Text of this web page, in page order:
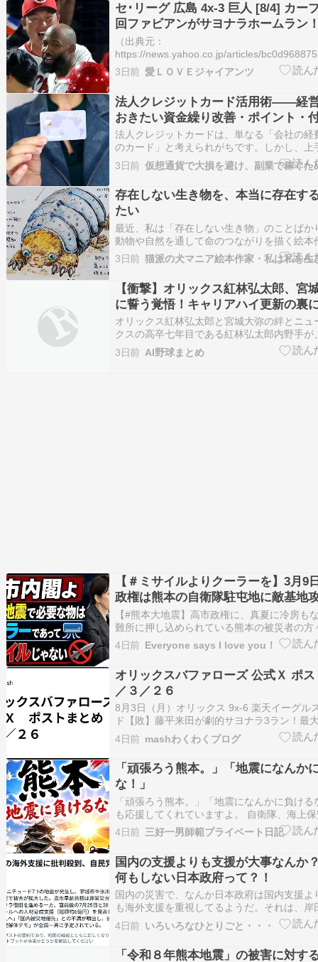
セ･リーグ 広島 4x-3 巨人 [8/4] カー
回ファビアンがサヨナラホームラン
マルティネス被弾
（出典元：
https://news.yahoo.co.jp/articles/
巨人打てないですね。（出典 【野球】セ･リ
[8/4] カープ連勝 延長12回ファビアンがサヨ
3日前 愛ＬＯＶＥジャイアンツ
法人クレジットカード活用術――経
おきたい資金繰り改善・ポイント・
の効果【公認会計士が解説】 – 事業
認会計士＆税理士・岸田康雄氏が解
継＆M&A〉最新情報
法人クレジットカードは、単なる「会社の経
のカード」と考えられがちです。しかし、上
ば、経費管理の効率化だけでなく、資...
3日前
存在しない生き物を、本当に存在す
たい
最近、私は「存在しない生き物」のことばか
動物や自然を通して命のつながりを描く絵本
スト、岸田茉樹です。（私はこんな人=プロ
異獣自然史博物館という架空の博物館を作
き…
3日前 猫派の犬マニア絵本作家・私は私を生
【衝撃】オリックス紅林弘太郎、宮
に誓う覚悟！キャリアハイ更新の裏
絆
オリックス紅林弘太郎と宮城大弥の絆とニュ
クスの高卒七年目である紅林弘太郎内野手が
受けて長期離脱中の同期である宮城大弥投手
びながら、後半戦の戦いに挑んでいます。
3日前 AI野球まとめ
【＃ミサイルよりクーラーを】3月9
政権は熊本の自衛隊駐屯地に敵基地
搬入を強行した。一方、熊本県で避
立小中学校でクーラー設置の体育館
割。
【#熊本大地震】高市政権に、真夏に冷房も
難所に押し込められている熊本の被災者の方
に平時から棄民されている我々の象徴だ。
していただけると大変うれしいです。 にほ
4日前 Everyone says I love you！
オリックスバファローズ 公式Ｘ ポ
／３／２６
8月︎3日（月）オリックス 9x-6 楽天イーグル
ド【敗】藤平来田が劇的サヨナラ3ラン！最
り返し東京ドームで逆転勝利！https://t.co/
田 護 監督「（サヨナラ勝利で終えて）本当
4日前 mashわくわくブログ
「頑張ろう熊本。」「地震になんか
な！」
「頑張ろう熊本。」「地震になんかに負け
も応援してくれていますよ。 自衛隊、海上
防、病院関係者、我々国民全員（左翼、野党
皆さんを応援しています。国難を乗り越える
が…
4日前 三好一男師範プライベート日記
国内の支援よりも支援が大事なんか
何もしない日本政府って？！
国内の災害で、なんか日本政府は国内支援よ
も海外支援を重視してるようだ。それは、岸
そうだ。まだ復興できない被災地すら見向き
っておかしくないのか？それは、今のタカイ
しい。だ…
4日前 いろいろなひとりごと・・・
「令和８年熊本地震」の被害に対す